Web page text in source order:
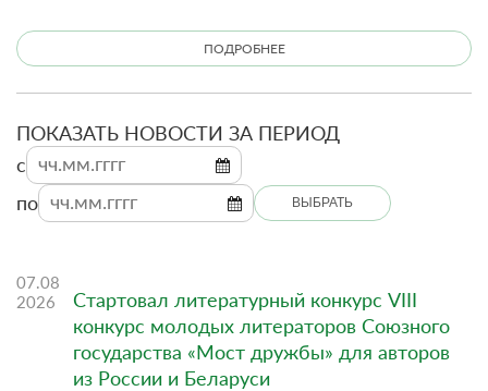
ПОДРОБНЕЕ
ПОКАЗАТЬ НОВОСТИ ЗА ПЕРИОД
c
по
ВЫБРАТЬ
07.08
2026
Стартовал литературный конкурс VIII
конкурс молодых литераторов Союзного
государства «Мост дружбы» для авторов
из России и Беларуси